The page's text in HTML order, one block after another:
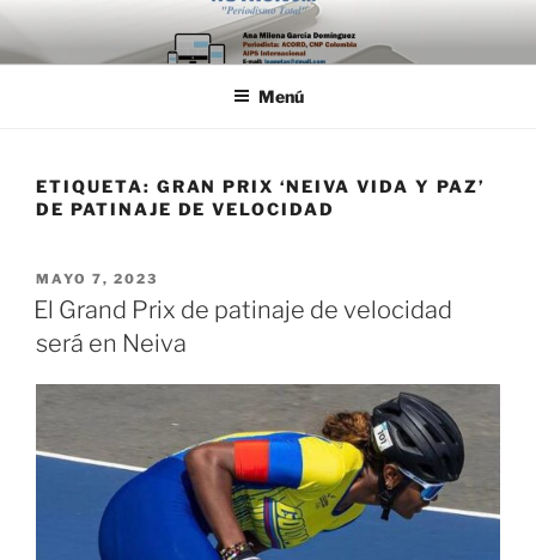
Saltar
al
contenido
Menú
ETIQUETA: GRAN PRIX ‘NEIVA VIDA Y PAZ’
DE PATINAJE DE VELOCIDAD
PUBLICADO
EL
MAYO 7, 2023
El Grand Prix de patinaje de velocidad
será en Neiva